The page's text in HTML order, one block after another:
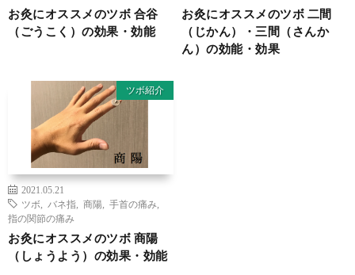
お灸にオススメのツボ 合谷
（ごうこく）の効果・効能
お灸にオススメのツボ 二間
（じかん）・三間（さんか
ん）の効能・効果
ツボ紹介
2021.05.21
ツボ
バネ指 商陽 手首の痛み
指の関節の痛み
お灸にオススメのツボ 商陽
（しょうよう）の効果・効能